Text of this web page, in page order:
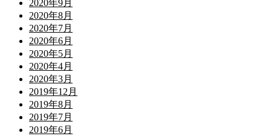
2020年9月
2020年8月
2020年7月
2020年6月
2020年5月
2020年4月
2020年3月
2019年12月
2019年8月
2019年7月
2019年6月